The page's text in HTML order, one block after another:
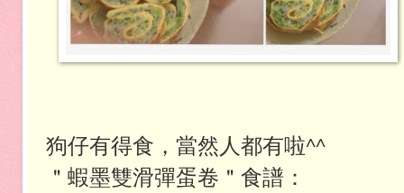
狗仔有得食，當然人都有啦^^
＂ 蝦墨雙滑彈蛋卷 ＂食譜：